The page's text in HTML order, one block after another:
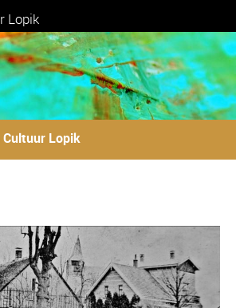
Lopik
Lopik